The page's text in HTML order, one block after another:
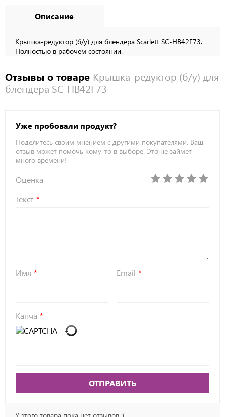
Описание
Крышка-редуктор (б/у) для блендера Scarlett SC-HB42F73.
Полностью в рабочем состоянии.
Отзывы о товаре Крышка-редуктор (б/у) для
блендера SC-HB42F73
Уже пробовали продукт?
Поделитесь своим мнением с другими покупателями. Ваш
отзыв может помочь кому-то в выборе. Это не займет
много времени!
Оценка
Текст
Имя Email
Капча
ОТПРАВИТЬ